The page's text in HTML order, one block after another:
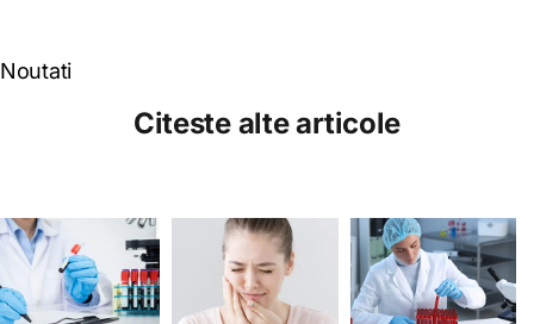
Noutati
Citeste alte articole